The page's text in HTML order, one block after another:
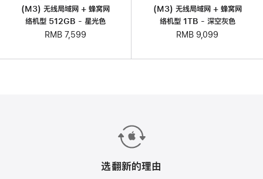
(M3) 无线局域网 + 蜂窝网
络机型 512GB - 星光色
RMB 7,599
(M3) 无线局域网 + 蜂窝网
络机型 1TB - 深空灰色
RMB 9,099
选翻新的理由